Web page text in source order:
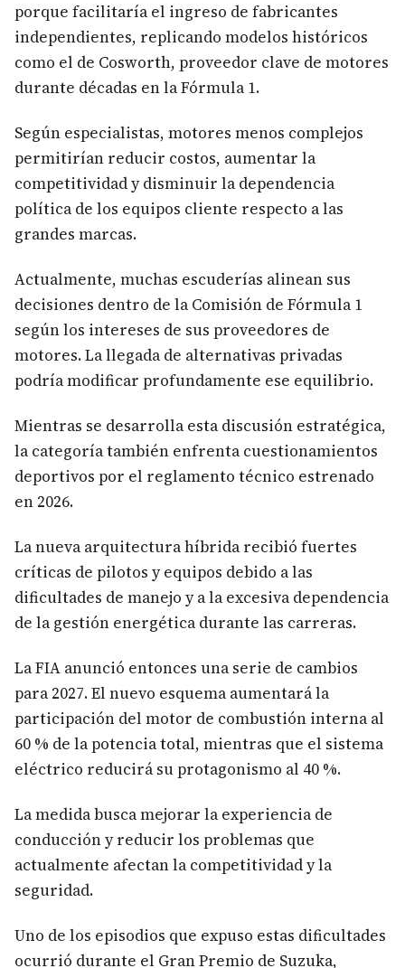
porque facilitaría el ingreso de fabricantes
independientes, replicando modelos históricos
como el de Cosworth, proveedor clave de motores
durante décadas en la Fórmula 1.
Según especialistas, motores menos complejos
permitirían reducir costos, aumentar la
competitividad y disminuir la dependencia
política de los equipos cliente respecto a las
grandes marcas.
Actualmente, muchas escuderías alinean sus
decisiones dentro de la Comisión de Fórmula 1
según los intereses de sus proveedores de
motores. La llegada de alternativas privadas
podría modificar profundamente ese equilibrio.
Mientras se desarrolla esta discusión estratégica,
la categoría también enfrenta cuestionamientos
deportivos por el reglamento técnico estrenado
en 2026.
La nueva arquitectura híbrida recibió fuertes
críticas de pilotos y equipos debido a las
dificultades de manejo y a la excesiva dependencia
de la gestión energética durante las carreras.
La FIA anunció entonces una serie de cambios
para 2027. El nuevo esquema aumentará la
participación del motor de combustión interna al
60 % de la potencia total, mientras que el sistema
eléctrico reducirá su protagonismo al 40 %.
La medida busca mejorar la experiencia de
conducción y reducir los problemas que
actualmente afectan la competitividad y la
seguridad.
Uno de los episodios que expuso estas dificultades
ocurrió durante el Gran Premio de Suzuka,